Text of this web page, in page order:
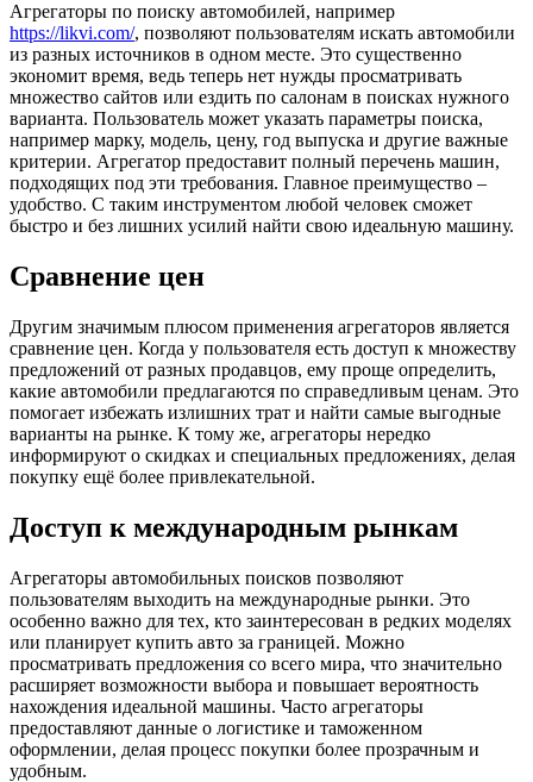
Агрегаторы по поиску автомобилей, например
https://likvi.com/, позволяют пользователям искать автомобили
из разных источников в одном месте. Это существенно
экономит время, ведь теперь нет нужды просматривать
множество сайтов или ездить по салонам в поисках нужного
варианта. Пользователь может указать параметры поиска,
например марку, модель, цену, год выпуска и другие важные
критерии. Агрегатор предоставит полный перечень машин,
подходящих под эти требования. Главное преимущество –
удобство. С таким инструментом любой человек сможет
быстро и без лишних усилий найти свою идеальную машину.
Сравнение цен
Другим значимым плюсом применения агрегаторов является
сравнение цен. Когда у пользователя есть доступ к множеству
предложений от разных продавцов, ему проще определить,
какие автомобили предлагаются по справедливым ценам. Это
помогает избежать излишних трат и найти самые выгодные
варианты на рынке. К тому же, агрегаторы нередко
информируют о скидках и специальных предложениях, делая
покупку ещё более привлекательной.
Доступ к международным рынкам
Агрегаторы автомобильных поисков позволяют
пользователям выходить на международные рынки. Это
особенно важно для тех, кто заинтересован в редких моделях
или планирует купить авто за границей. Можно
просматривать предложения со всего мира, что значительно
расширяет возможности выбора и повышает вероятность
нахождения идеальной машины. Часто агрегаторы
предоставляют данные о логистике и таможенном
оформлении, делая процесс покупки более прозрачным и
удобным.